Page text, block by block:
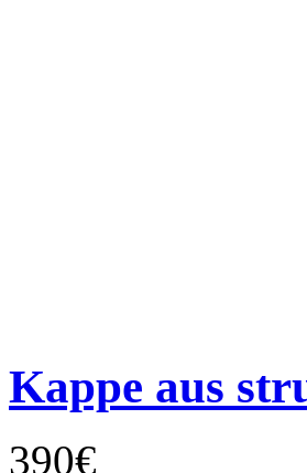
Kappe aus
390€